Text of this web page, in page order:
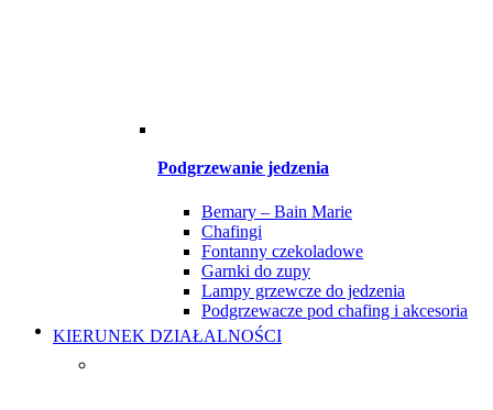
Podgrzewanie jedzenia
Bemary – Bain Marie
Chafingi
Fontanny czekoladowe
Garnki do zupy
Lampy grzewcze do jedzenia
Podgrzewacze pod chafing i akcesoria
KIERUNEK DZIAŁALNOŚCI